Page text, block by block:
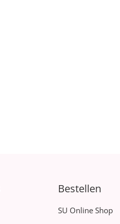
Bestellen
SU Online Shop